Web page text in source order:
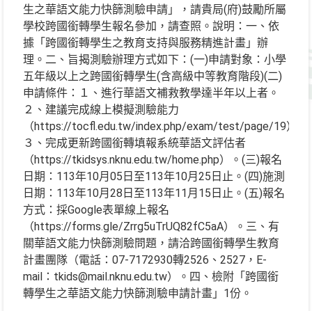
生之華語文能力快篩測驗申請」，請貴局(府)鼓勵所屬
學校跨國銜轉學生報名參加，請查照。說明：一、依
據「跨國銜轉學生之教育支持與服務精進計畫」辦
理。二、旨揭測驗辦理方式如下：(一)申請對象：小學
五年級以上之跨國銜轉學生(含高級中等教育階段)(二)
申請條件：１、進行華語文補救教學達半年以上者。
２、建議完成線上模擬測驗能力
（https://tocfl.edu.tw/index.php/exam/test/page/19）。
３、完成更新跨國銜轉填報系統華語文評估者
（https://tkidsys.nknu.edu.tw/home.php）。(三)報名
日期：113年10月05日至113年10月25日止。(四)施測
日期：113年10月28日至113年11月15日止。(五)報名
方式：採Google表單線上報名
（https://forms.gle/Zrrg5uTrUQ82fC5aA）。三、有
關華語文能力快篩測驗問題，請洽跨國銜轉學生教育
計畫團隊（電話：07-7172930轉2526、2527，E-
mail：tkids@mail.nknu.edu.tw）。四、檢附「跨國銜
轉學生之華語文能力快篩測驗申請計畫」1份。